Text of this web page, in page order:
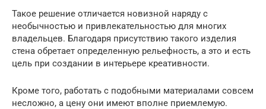
Такое решение отличается новизной наряду с
необычностью и привлекательностью для многих
владельцев. Благодаря присутствию такого изделия
стена обретает определенную рельефность, а это и есть
цель при создании в интерьере креативности.
Кроме того, работать с подобными материалами совсем
несложно, а цену они имеют вполне приемлемую.